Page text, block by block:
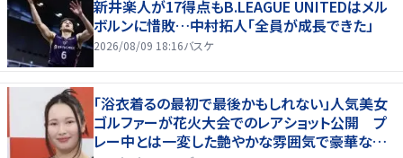
新井楽人が17得点もB.LEAGUE UNITEDはメル
ボルンに惜敗…中村拓人「全員が成長できた」
2026/08/09 18:16バスケ
「浴衣着るの最初で最後かもしれない」人気美女
ゴルファーが花火大会でのレアショット公開 プ
レー中とは一変した艶やかな雰囲気で豪華な５